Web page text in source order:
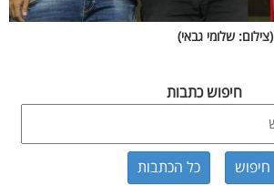
(צילום: שלומי גבאי)
חיפוש כתבות
כל הכתבות